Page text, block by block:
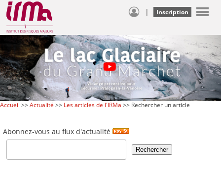
| Inscription
Accueil >>Actualité >> Les articles de l'IRMa >> Rechercher un article
Abonnez-vous au flux d'actualité